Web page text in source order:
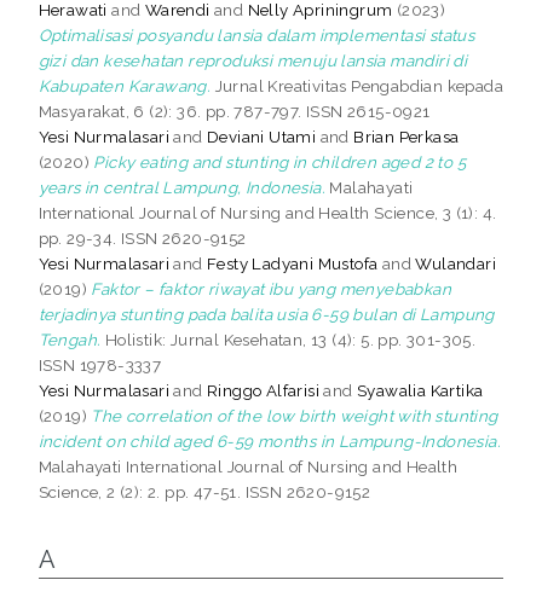
Herawati and Warendi and Nelly Apriningrum (2023)
Optimalisasi posyandu lansia dalam implementasi status
gizi dan kesehatan reproduksi menuju lansia mandiri di
Kabupaten Karawang. Jurnal Kreativitas Pengabdian kepada
Masyarakat, 6 (2): 36. pp. 787-797. ISSN 2615-0921
Yesi Nurmalasari and Deviani Utami and Brian Perkasa
(2020) Picky eating and stunting in children aged 2 to 5
years in central Lampung, Indonesia. Malahayati
International Journal of Nursing and Health Science, 3 (1): 4.
pp. 29-34. ISSN 2620-9152
Yesi Nurmalasari and Festy Ladyani Mustofa andWulandari
(2019) Faktor – faktor riwayat ibu yang menyebabkan
terjadinya stunting pada balita usia 6-59 bulan di Lampung
Tengah. Holistik: Jurnal Kesehatan, 13 (4): 5. pp. 301-305.
ISSN 1978-3337
Yesi Nurmalasari and Ringgo Alfarisi andSyawalia Kartika
(2019) The correlation of the low birth weight with stunting
incident on child aged 6-59 months in Lampung-Indonesia.
Malahayati International Journal of Nursing and Health
Science, 2 (2): 2. pp. 47-51. ISSN 2620-9152
A